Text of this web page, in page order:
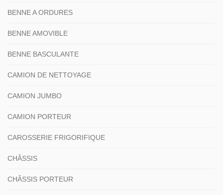
BENNE A ORDURES
BENNE AMOVIBLE
BENNE BASCULANTE
CAMION DE NETTOYAGE
CAMION JUMBO
CAMION PORTEUR
CAROSSERIE FRIGORIFIQUE
CHÂSSIS
CHÂSSIS PORTEUR